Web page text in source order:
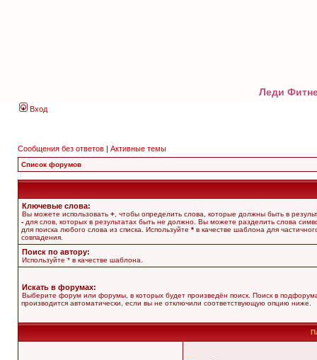
Леди
Вход
Сообщения без ответов | Активные темы
Список форумов
Ключевые слова:
Вы можете использовать + , чтобы определить слова, которые должны быть в
- для слов, которых в результатах быть не должно. Вы можете разделить слова
для поиска любого слова из списка. Используйте * в качестве шаблона для
совпадения.
Поиск по автору:
Используйте * в качестве шаблона.
Искать в форумах:
Выберите форум или форумы, в которых будет произведён поиск. Поиск в
производится автоматически, если вы не отключили соответствующую опцию ниже.